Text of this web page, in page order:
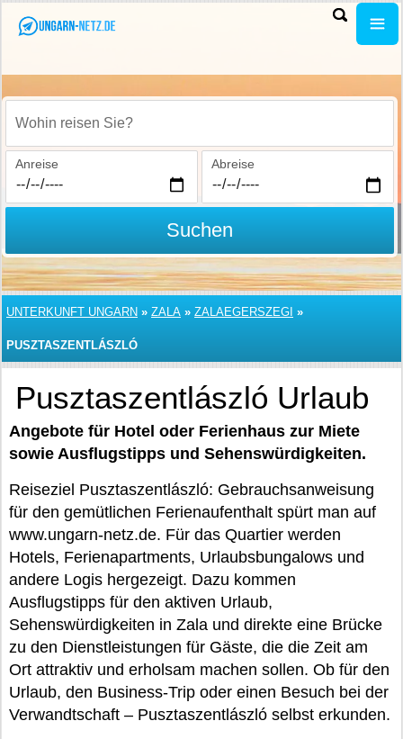
Wohin reisen Sie?
Anreise Abreise
Suchen
UNTERKUNFT UNGARN » ZALA » ZALAEGERSZEGI »
PUSZTASZENTLÁSZLÓ
Pusztaszentlászló Urlaub
Angebote für Hotel oder Ferienhaus zur Miete
sowie Ausflugstipps und Sehenswürdigkeiten.
Reiseziel Pusztaszentlászló: Gebrauchsanweisung
für den gemütlichen Ferienaufenthalt spürt man auf
www.ungarn-netz.de. Für das Quartier werden
Hotels, Ferienapartments, Urlaubsbungalows und
andere Logis hergezeigt. Dazu kommen
Ausflugstipps für den aktiven Urlaub,
Sehenswürdigkeiten in Zala und direkte eine Brücke
zu den Dienstleistungen für Gäste, die die Zeit am
Ort attraktiv und erholsam machen sollen. Ob für den
Urlaub, den Business-Trip oder einen Besuch bei der
Verwandtschaft – Pusztaszentlászló selbst erkunden.